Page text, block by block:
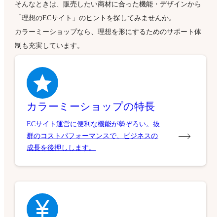
そんなときは、販売したい商材に合った機能・デザインから
「理想のECサイト」のヒントを探してみませんか。
カラーミーショップなら、理想を形にするためのサポート体
制も充実しています。
カラーミーショップの特長
ECサイト運営に便利な機能が勢ぞろい。抜
群のコストパフォーマンスで、ビジネスの
成長を後押しします。